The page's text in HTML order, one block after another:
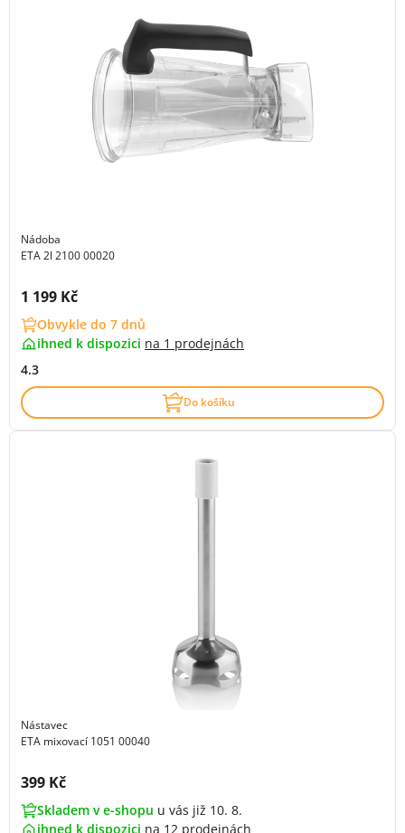
Nádoba
ETA 2l 2100 00020
Cena s DPH:
1 199 Kč
Obvykle do 7 dnů
ihned k dispozici na 1 prodejnách
4.3
Do košíku
Nástavec
ETA mixovací 1051 00040
Cena s DPH:
399 Kč
Skladem v e-shopu u vás již 10. 8.
ihned k dispozici na 12 prodejnách